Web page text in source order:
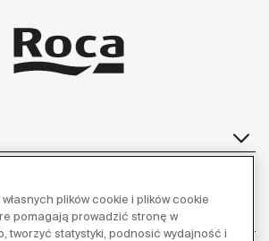
plików cookie i plików cookie
pomagają prowadzić stronę w
tworzyć statystyki, podnosić wydajność i